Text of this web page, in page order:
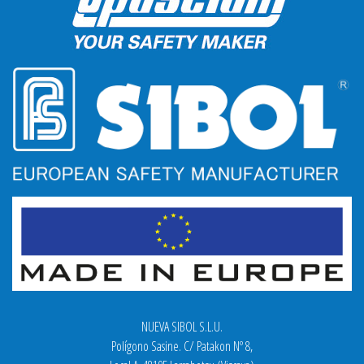
NUEVA SIBOL S.L.U.
Polígono Sasine. C/ Patakon Nº 8,